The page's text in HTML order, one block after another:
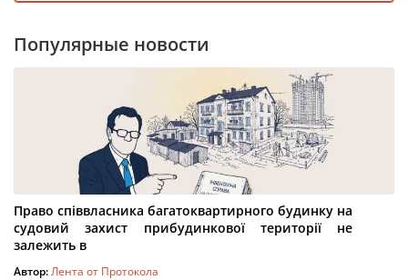
Популярные новости
Право співвласника багатоквартирного будинку на
судовий захист прибудинкової території не
залежить в
Автор:Лента от Протокола